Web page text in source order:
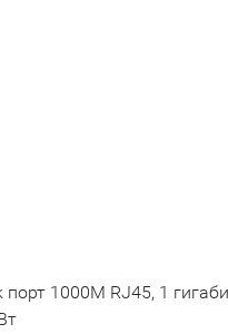
порт 1000М RJ45, 1